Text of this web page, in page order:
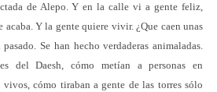
de Alepo. Y en la calle vi a gente feliz,
Y la gente quiere vivir. ¿Que caen unas
Se han hecho verdaderas animaladas.
del Daesh, cómo metían a personas en
cómo tiraban a gente de las torres sólo